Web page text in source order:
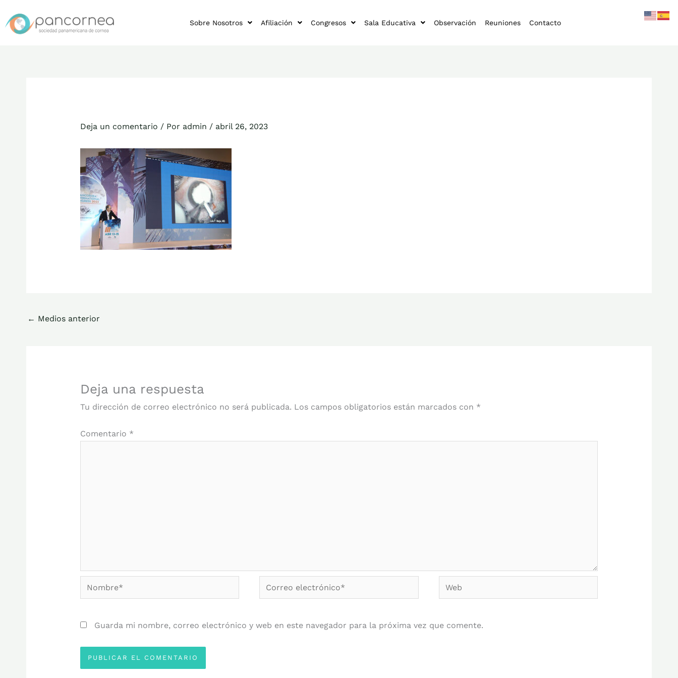
contenido
Sobre Nosotros Afiliación Congresos Sala Educativa Observación Reuniones Contacto
Deja un comentario / Por admin / abril 26, 2023
← Medios anterior
Deja una respuesta
Tu dirección de correo electrónico no será publicada. Los campos obligatorios están marcados con *
Comentario *
Nombre*
Correo
electrónico*
Web
Guarda mi nombre, correo electrónico y web en este navegador para la próxima vez que comente.